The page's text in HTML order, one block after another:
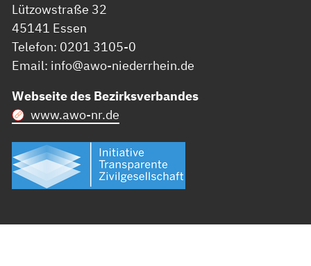
Lützowstraße 32
45141 Essen
Telefon: 0201 3105-0
Email: info@awo-niederrhein.de
Webseite des Bezirksverbandes
www.awo-nr.de